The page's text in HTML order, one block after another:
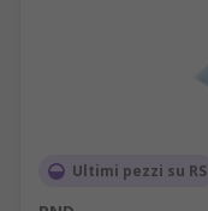
Ultimi pezzi su RS